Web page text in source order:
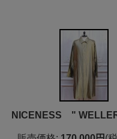
NICENESS "